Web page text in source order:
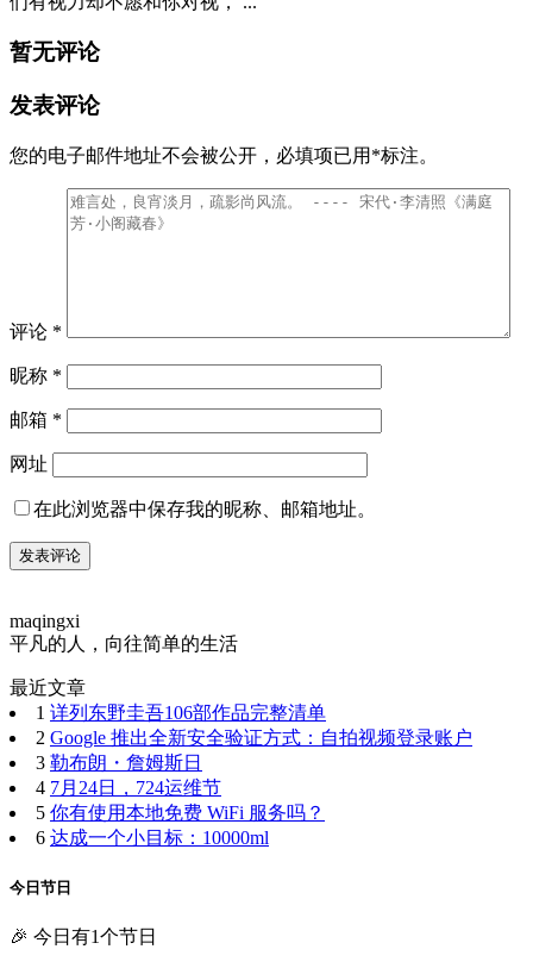
暂无评论
发表评论
您的电子邮件地址不会被公开， 必填项已用 *标注。
评论 *
昵称 *
邮箱 *
网址
在此浏览器中保存我的昵称、邮箱地址。
maqingxi
平凡的人，向往简单的生活
最近文章
1 详列东野圭吾106部作品完整清单
2 Google 推出全新安全验证方式：自拍视频登录账户
3 勒布朗・詹姆斯日
4 7月24日，724运维节
5 你有使用本地免费 WiFi 服务吗？
6 达成一个小目标：10000ml
今日节日
🎉 今日有1个节日